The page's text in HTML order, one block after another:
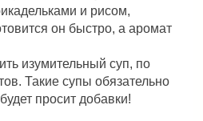
и рисом,
он быстро, а аромат
изумительный суп, по
Такие супы обязательно
просит добавки!